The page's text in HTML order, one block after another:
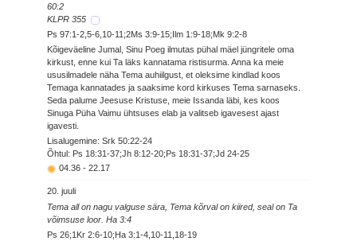
60:2
KLPR 355
Ps 97:1-2,5-6,10-11;2Ms 3:9-15;Ilm 1:9-18;Mk 9:2-8
Kõigeväeline Jumal, Sinu Poeg ilmutas pühal mäel jüngritele oma
kirkust, enne kui Ta läks kannatama ristisurma. Anna ka meie
ususilmadele näha Tema auhiilgust, et oleksime kindlad koos
Temaga kannatades ja saaksime kord kirkuses Tema sarnaseks.
Seda palume Jeesuse Kristuse, meie Issanda läbi, kes koos
Sinuga Püha Vaimu ühtsuses elab ja valitseb igavesest ajast
igavesti.
Lisalugemine: Srk 50:22-24
Õhtul: Ps 18:31-37;Jh 8:12-20;Ps 18:31-37;Jd 24-25
04.36 - 22.17
20. juuli
Tema all on nagu valguse sära, Tema kõrval on kiired, seal on Ta
võimsuse loor. Ha 3:4
Ps 26;1Kr 2:6-10;Ha 3:1-4,10-11,18-19